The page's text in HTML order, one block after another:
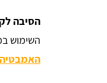
הסיבה
השימוש
האמבטיה